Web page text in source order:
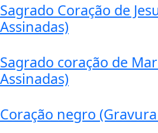
Sagrado Coração de
Assinadas)
Sagrado coração de
Assinadas)
Coração negro